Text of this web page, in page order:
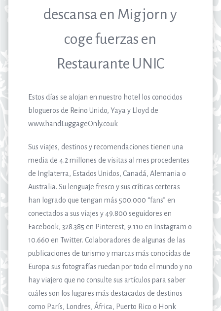
descansa en Migjorn y
coge fuerzas en
Restaurante UNIC
Estos días se alojan en nuestro hotel los conocidos
blogueros de Reino Unido, Yaya y Lloyd de
www.handLuggageOnly.co.uk
Sus viajes, destinos y recomendaciones tienen una
media de 4.2 millones de visitas al mes procedentes
de Inglaterra, Estados Unidos, Canadá, Alemania o
Australia. Su lenguaje fresco y sus críticas certeras
han logrado que tengan más 500.000 “fans” en
conectados a sus viajes y 49.800 seguidores en
Facebook, 328.385 en Pinterest, 9.110 en Instagram o
10.660 en Twitter. Colaboradores de algunas de las
publicaciones de turismo y marcas más conocidas de
Europa sus fotografías ruedan por todo el mundo y no
hay viajero que no consulte sus artículos para saber
cuáles son los lugares más destacados de destinos
como París, Londres, África, Puerto Rico o Honk